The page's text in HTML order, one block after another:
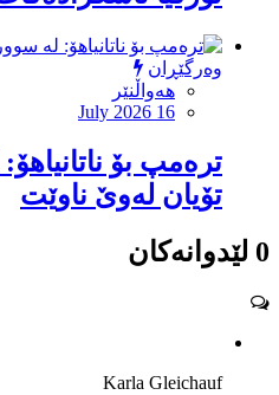
وەرگێڕان
هەواڵنێر
July 2026 16
ترەمپ بۆ
تۆیان لەوێ ناوێت
0 لێدوانەکان
Karla Gleichauf